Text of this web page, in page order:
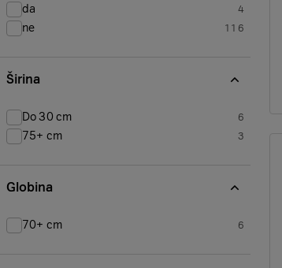
da 4
izdelkov
ne 116
izdelkov
Širina
Do 30 cm 6
izdelkov
75+ cm 3
izdelkov
Globina
70+ cm 6
izdelkov